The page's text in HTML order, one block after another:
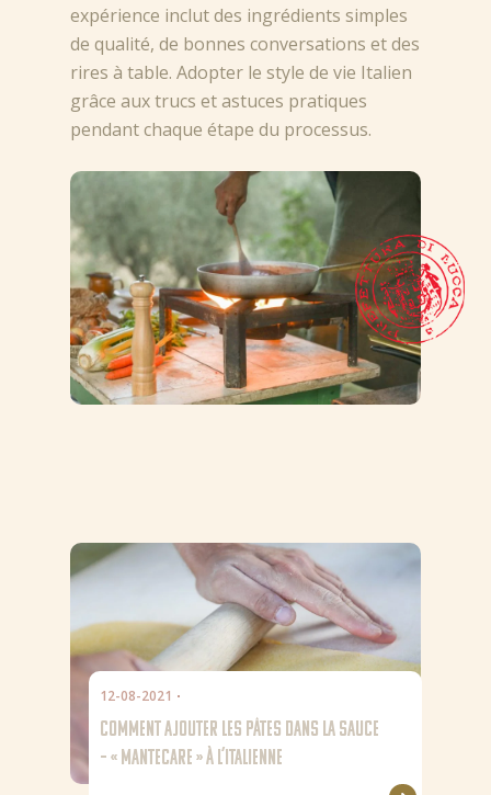
expérience inclut des ingrédients simples
de qualité, de bonnes conversations et des
rires à table. Adopter le style de vie Italien
grâce aux trucs et astuces pratiques
pendant chaque étape du processus.
12-08-2021
COMMENT AJOUTER LES PÂTES DANS LA SAUCE
– « MANTECARE » À L’ITALIENNE